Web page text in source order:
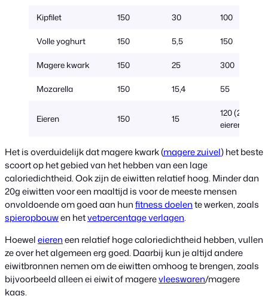
Kipfilet 150 30 100
Volle yoghurt 150 5,5 150
Magere kwark 150 25 300
Mozarella 150 15,4 55
Eieren 150 15
120 (2 grote
eieren)
Het is overduidelijk dat magere kwark (magere zuivel) het beste
scoort op het gebied van het hebben van een lage
caloriedichtheid. Ook zijn de eiwitten relatief hoog. Minder dan
20g eiwitten voor een maaltijd is voor de meeste mensen
onvoldoende om goed aan hunfitness doelente werken, zoals
spieropbouwen hetvetpercentage verlagen.
Hoeweleiereneen relatief hoge caloriedichtheid hebben, vullen
ze over het algemeen erg goed. Daarbij kun je altijd andere
eiwitbronnen nemen om de eiwitten omhoog te brengen, zoals
bijvoorbeeld alleen ei eiwit of magerevleeswaren/magere
kaas.